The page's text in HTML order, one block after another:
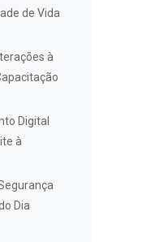
de Vida
à
Digital
à
Dia